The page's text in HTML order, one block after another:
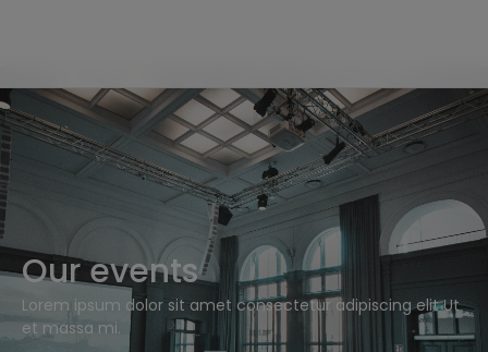
Our events
Lorem ipsum dolor sit amet consectetur adipiscing elit Ut
et massa mi.